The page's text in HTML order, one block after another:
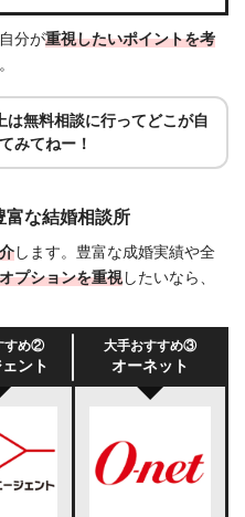
分が重視したいポイントを考
は無料相談に行ってどこが自
みてねー！
富な結婚相談所
します。豊富な成婚実績や全
プションを重視したいなら、
すめ②
ント
大手おすすめ③
オーネット